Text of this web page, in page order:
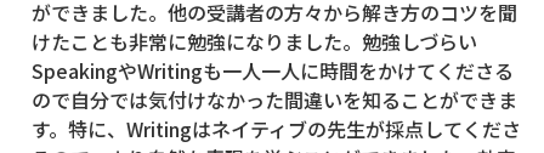
ができました。他の受講者の方々から解き方のコツを聞
けたことも非常に勉強になりました。勉強しづらい
SpeakingやWritingも一人一人に時間をかけてくださる
ので自分では気付けなかった間違いを知ることができま
す。特に、Writingはネイティブの先生が採点してくださ